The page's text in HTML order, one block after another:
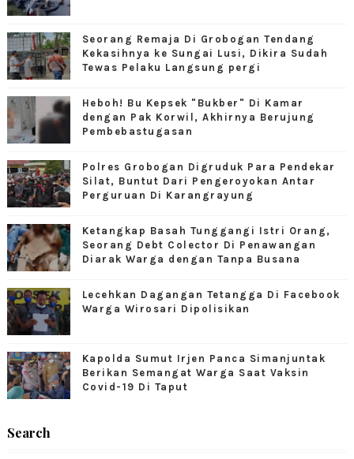
Seorang Remaja Di Grobogan Tendang
Kekasihnya ke Sungai Lusi, Dikira Sudah
Tewas Pelaku Langsung pergi
Heboh! Bu Kepsek "Bukber" Di Kamar
dengan Pak Korwil, Akhirnya Berujung
Pembebastugasan
Polres Grobogan Digruduk Para Pendekar
Silat, Buntut Dari Pengeroyokan Antar
Perguruan Di Karangrayung
Ketangkap Basah Tunggangi Istri Orang,
Seorang Debt Colector Di Penawangan
Diarak Warga dengan Tanpa Busana
Lecehkan Dagangan Tetangga Di Facebook
Warga Wirosari Dipolisikan
Kapolda Sumut Irjen Panca Simanjuntak
Berikan Semangat Warga Saat Vaksin
Covid-19 Di Taput
Search